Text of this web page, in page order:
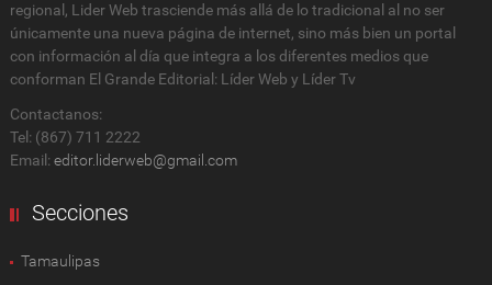
regional, Lider Web trasciende más allá de lo tradicional al no ser
únicamente una nueva página de internet, sino más bien un portal
con información al día que integra a los diferentes medios que
conforman El Grande Editorial: Líder Web y Líder Tv
Contactanos:
Tel: (867) 711 2222
Email: editor.liderweb@gmail.com
Secciones
Tamaulipas